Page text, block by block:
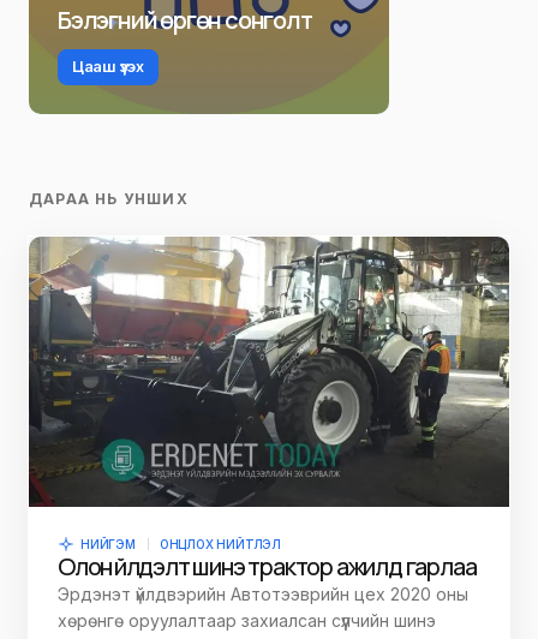
Бэлэгний өргөн сонголт
Цааш үзэх
ДАРАА НЬ УНШИХ
НИЙГЭМ ОНЦЛОХ НИЙТЛЭЛ
Олон үйлдэлт шинэ трактор ажилд гарлаа
Эрдэнэт үйлдвэрийн Автотээврийн цех 2020 оны
хөрөнгө оруулалтаар захиалсан сүүлчийн шинэ